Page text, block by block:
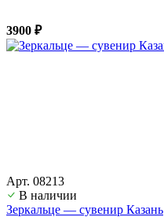
3900 ₽
Арт. 08213
В наличии
Зеркальце — сувенир Казань